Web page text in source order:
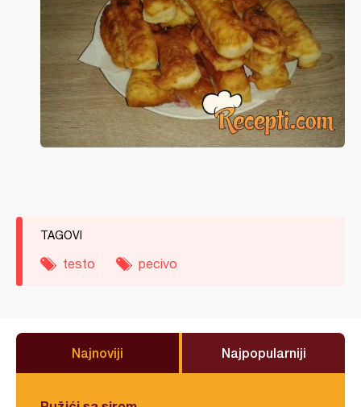
TAGOVI
testo pecivo
Najnoviji Najpopularniji